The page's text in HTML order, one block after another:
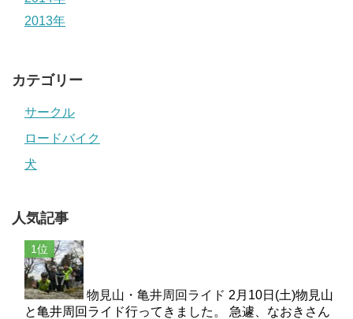
2013年
カテゴリー
サークル
ロードバイク
犬
人気記事
物見山・亀井周回ライド 2月10日(土)物見山
と亀井周回ライド行ってきました。 急遽、なおきさん